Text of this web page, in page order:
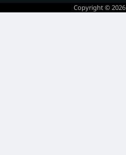
Copyright © 2026